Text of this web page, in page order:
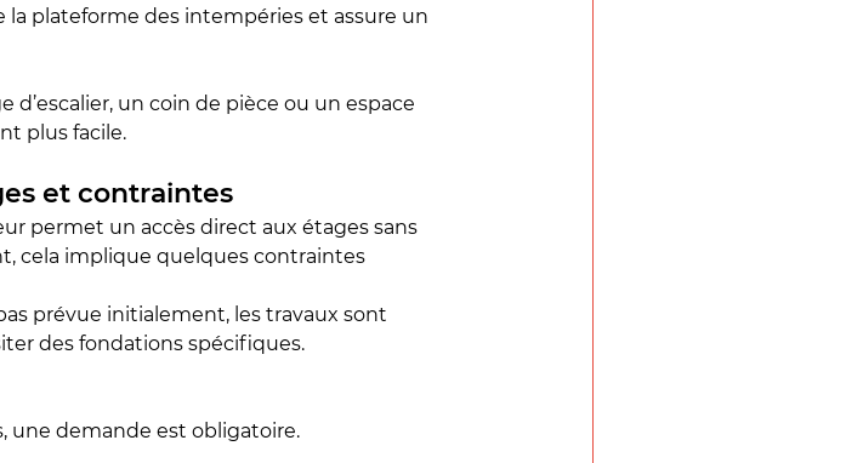
la plateforme des intempéries et assure un
d’escalier, un coin de pièce ou un espace
plus facile.
et contraintes
permet un accès direct aux étages sans
cela implique quelques contraintes
prévue initialement, les travaux sont
des fondations spécifiques.
une demande est obligatoire.